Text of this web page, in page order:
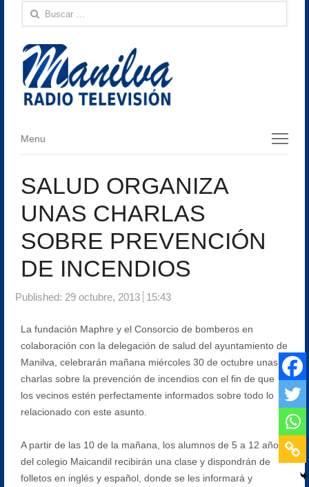
Buscar:
Menu
Menu
SALUD ORGANIZA
UNAS CHARLAS
SOBRE PREVENCIÓN
DE INCENDIOS
Published: 29 octubre, 2013 15:43
La fundación Maphre y el Consorcio de bomberos en
colaboración con la delegación de salud del ayuntamiento de
Manilva, celebrarán mañana miércoles 30 de octubre unas
charlas sobre la prevención de incendios con el fin de que
los vecinos estén perfectamente informados sobre todo lo
relacionado con este asunto.
A partir de las 10 de la mañana, los alumnos de 5 a 12 años
del colegio Maicandil recibirán una clase y dispondrán de
folletos en inglés y español, donde se les informará y